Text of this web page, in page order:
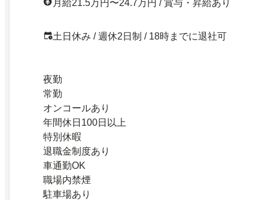
月給21.5万円〜24.7万円 / 賞与・昇給あり
土日休み / 週休2日制 / 18時までに退社可
夜勤
常勤
オンコールあり
年間休日100日以上
特別休暇
退職金制度あり
車通勤OK
職場内禁煙
駐車場あり